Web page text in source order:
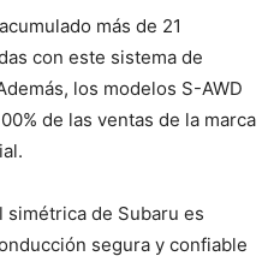
más de 21
con este sistema de
los modelos S-AWD
de las ventas de la marca
de Subaru es
segura y confiable